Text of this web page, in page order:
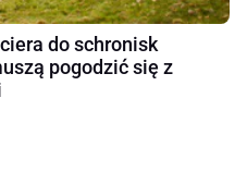
do schronisk
pogodzić się z